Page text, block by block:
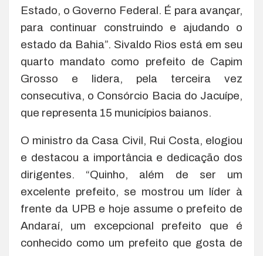
Estado, o Governo Federal. É para avançar,
para continuar construindo e ajudando o
estado da Bahia”. Sivaldo Rios está em seu
quarto mandato como prefeito de Capim
Grosso e lidera, pela terceira vez
consecutiva, o Consórcio Bacia do Jacuípe,
que representa 15 municípios baianos.
O ministro da Casa Civil, Rui Costa, elogiou
e destacou a importância e dedicação dos
dirigentes. “Quinho, além de ser um
excelente prefeito, se mostrou um líder à
frente da UPB e hoje assume o prefeito de
Andaraí, um excepcional prefeito que é
conhecido como um prefeito que gosta de